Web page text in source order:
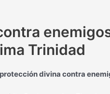
Trinidad
divina contra